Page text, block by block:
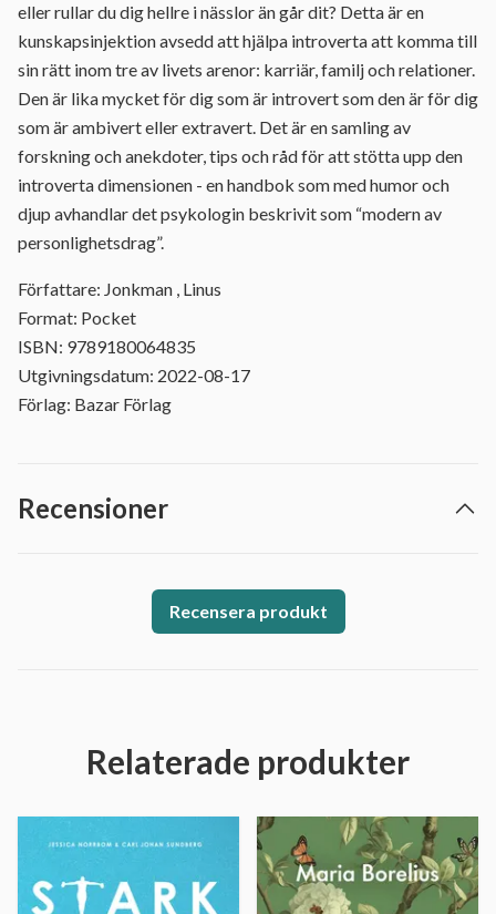
eller rullar du dig hellre i nässlor än går dit? Detta är en
kunskapsinjektion avsedd att hjälpa introverta att komma till
sin rätt inom tre av livets arenor: karriär, familj och relationer.
Den är lika mycket för dig som är introvert som den är för dig
som är ambivert eller extravert. Det är en samling av
forskning och anekdoter, tips och råd för att stötta upp den
introverta dimensionen - en handbok som med humor och
djup avhandlar det psykologin beskrivit som “modern av
personlighetsdrag”.
Författare: Jonkman , Linus
Format: Pocket
ISBN: 9789180064835
Utgivningsdatum: 2022-08-17
Förlag: Bazar Förlag
Recensioner
Recensera produkt
Relaterade produkter